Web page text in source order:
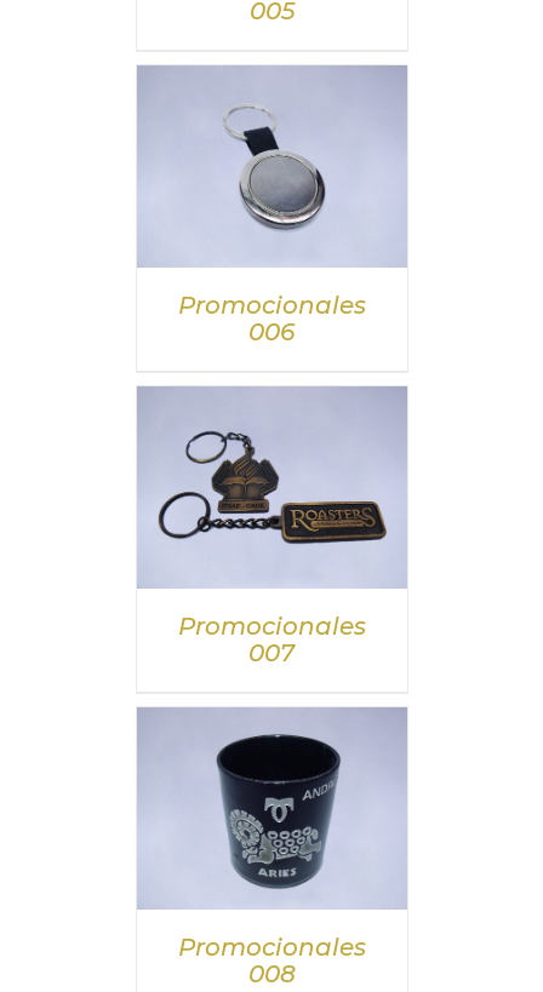
005
Promocionales
006
Promocionales
007
Promocionales
008